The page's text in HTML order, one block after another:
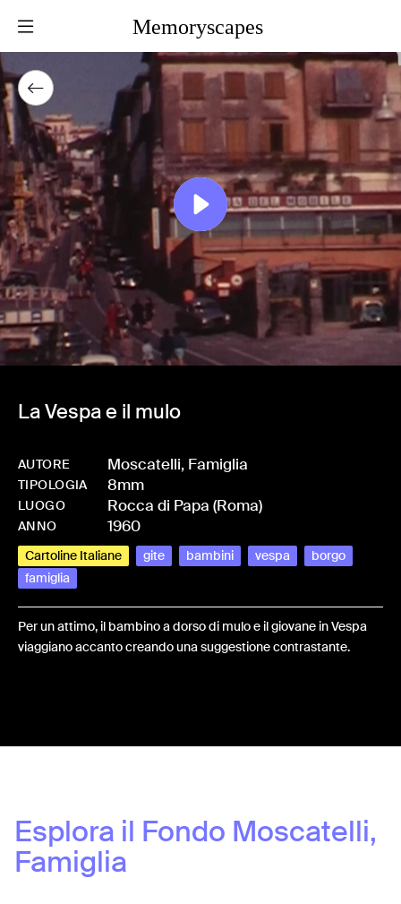
Memoryscapes
La Vespa e il mulo
AUTORE Moscatelli, Famiglia
TIPOLOGIA 8mm
LUOGO Rocca di Papa (Roma)
ANNO 1960
Cartoline Italiane gite bambini vespa
borgo
famiglia
Per un attimo, il bambino a dorso di mulo e il giovane in Vespa
viaggiano accanto creando una suggestione contrastante.
Esplora il Fondo Moscatelli,
Famiglia